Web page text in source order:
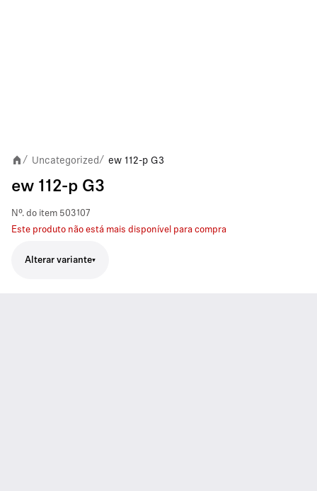
/ Uncategorized / ew 112-p G3
ew 112-p G3
Nº. do item 503107
Este produto não está mais disponível para compra
Alterar variante